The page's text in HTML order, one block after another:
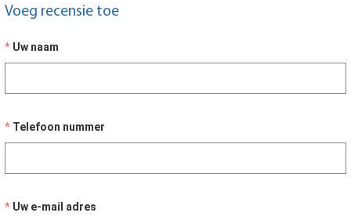
Voeg recensie toe
Uw naam
Telefoon nummer
Uw e-mail adres